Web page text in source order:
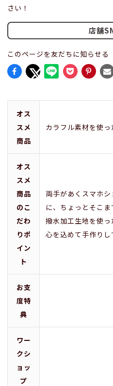
さい！
店舗
このページを友だちに知らせる
オス
スメ
商品
カラフル素材を使
オス
スメ
商品
のこ
だわ
りポ
イン
ト
両手があくスマホ
に、ちょっとそこ
撥水加工生地を使
心を込めて手作りし
お支
度特
典
ワー
クシ
ョッ
プ